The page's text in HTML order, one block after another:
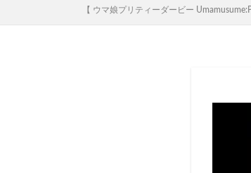
【 ウマ娘プリティーダービー